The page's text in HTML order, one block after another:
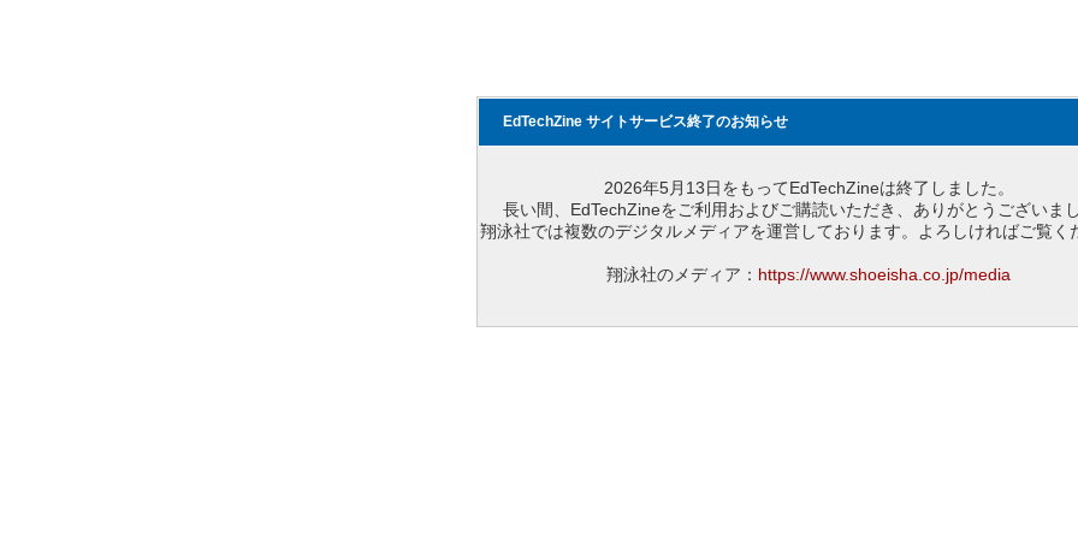
EdTechZine サイトサービス終了のお知らせ
2026年5月13日をもってEdTechZineは終了しました。
長い間、EdTechZineをご利用およびご購読いただき、ありがとうございまし
翔泳社では複数のデジタルメディアを運営しております。よろしければご覧く
翔泳社のメディア： https://www.shoeisha.co.jp/media